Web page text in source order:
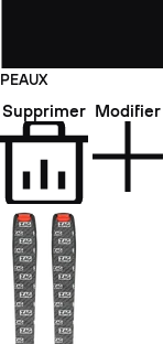
PEAUX
Supprimer Modifier